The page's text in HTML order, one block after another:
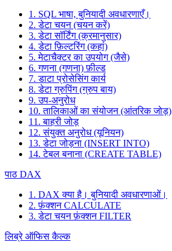
1. SQL भाषा, बुनियादी अवधारणाएँ।
2. डेटा चयन (चयन करें)
3. डेटा सॉर्टिंग (क्रमानुसार)
4. डेटा फ़िल्टरिंग (कहां)
5. मेटाचैक्टर का उपयोग (जैसे)
6. गणना (गणना) फ़ील्ड
7. डाटा प्रोसेसिंग कार्य
8. डेटा ग्रुपिंग (ग्रुप बाय)
9. उप-अनुरोध
10. तालिकाओं का संयोजन (आंतरिक जोड़)
11. बाहरी जोड़
12. संयुक्त अनुरोध (यूनियन)
13. डेटा जोड़ना (INSERT INTO)
14. टेबल बनाना (CREATE TABLE)
पाठ DAX
1. DAX क्या है। बुनियादी अवधारणाओं।
2. फ़ंक्शन CALCULATE
3. डेटा चयन फ़ंक्शन FILTER
लिब्रे ऑफिस कैल्क